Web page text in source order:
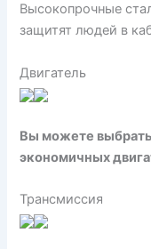
Высокопрочные
защитят людей в
Двигатель
Вы можете
экономичных
Трансмиссия